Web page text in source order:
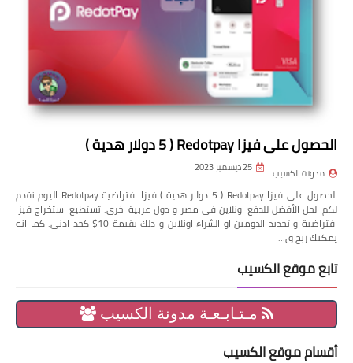
الحصول على فيزا Redotpay ( 5 دولار هدية )
مدونة الكسيب 25 ديسمبر 2023
الحصول على فيزا Redotpay ( 5 دولار هدية ) فيزا افتراضية Redotpay اليوم نقدم
لكم الحل الأفضل للدفع اونلاين فى مصر و دول عربية اخرى. تستطيع استخراج فيزا
افتراضية و تجديد الدومين او الشراء اونلاين و ذلك بقيمة 10$ كحد ادنى. كما انه
يمكنك ربح ق…
تابع موقع الكسيب
مـتـابـعـة مدونة الكسيب
أقسام موقع الكسيب